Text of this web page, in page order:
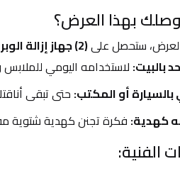
بهذا العرض؟
ستحصل على (2) جهاز إزالة الوبر
بالبيت: لاستخدامه اليومي للملابس
بالسيارة أو المكتب: حتى تبقى
كهدية: فكرة تجنن كهدية شتوية
الفنية: